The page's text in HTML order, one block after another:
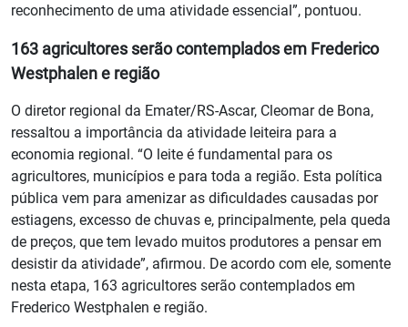
reconhecimento de uma atividade essencial”, pontuou.
163 agricultores serão contemplados em Frederico
Westphalen e região
O diretor regional da Emater/RS-Ascar, Cleomar de Bona,
ressaltou a importância da atividade leiteira para a
economia regional. “O leite é fundamental para os
agricultores, municípios e para toda a região. Esta política
pública vem para amenizar as dificuldades causadas por
estiagens, excesso de chuvas e, principalmente, pela queda
de preços, que tem levado muitos produtores a pensar em
desistir da atividade”, afirmou. De acordo com ele, somente
nesta etapa, 163 agricultores serão contemplados em
Frederico Westphalen e região.